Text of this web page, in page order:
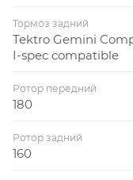
Тормоз задний
Tektro Gemini
I-spec compatible
Ротор передний
180
Ротор задний
160